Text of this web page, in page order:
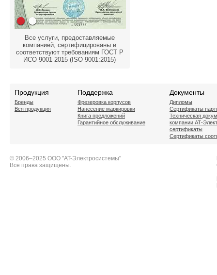
Все услуги, предоставляемые
компанией, сертифицированы и
соответствуют требованиям ГОСТ Р
ИСО 9001-2015 (ISO 9001:2015)
Продукция
Бренды
Вся продукция
Поддержка
Фрезеровка корпусов
Нанесение маркировки
Книга предложений
Гарантийное обслуживание
Документы
Дипломы
Сертификаты
Техническая
компании АТ-
сертификаты
Сертификаты
© 2006–2025 ООО "AT-Электросистемы"
Все права защищены.